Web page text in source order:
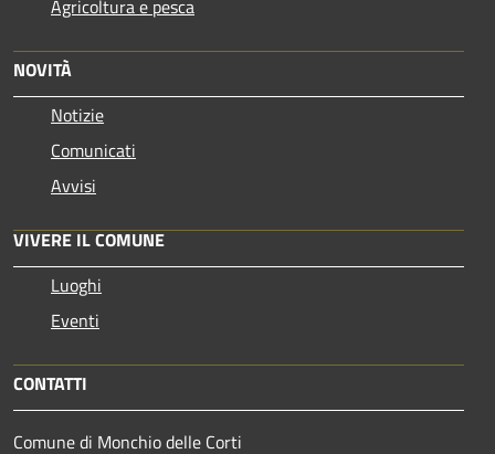
Agricoltura e pesca
NOVITÀ
Notizie
Comunicati
Avvisi
VIVERE IL COMUNE
Luoghi
Eventi
CONTATTI
Comune di Monchio delle Corti